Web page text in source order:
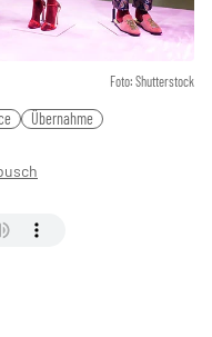
Foto: Shutterstock
Übernahme